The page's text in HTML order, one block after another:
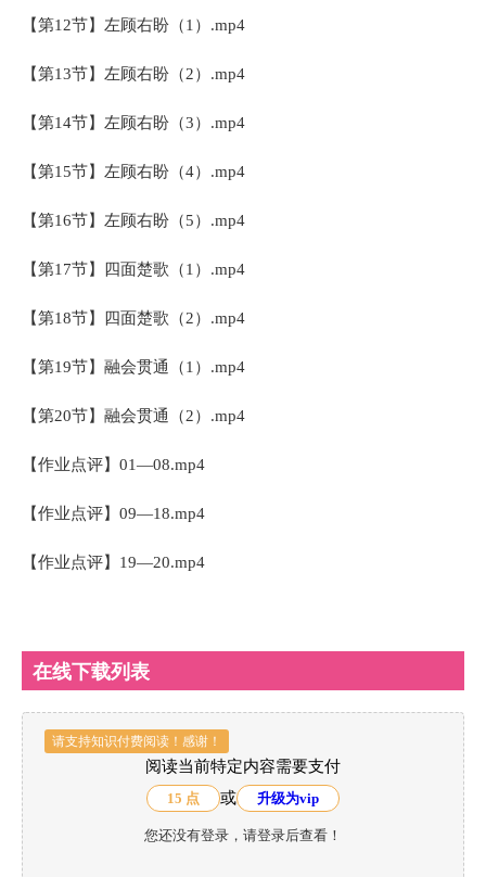
【第12节】左顾右盼（1）.mp4
【第13节】左顾右盼（2）.mp4
【第14节】左顾右盼（3）.mp4
【第15节】左顾右盼（4）.mp4
【第16节】左顾右盼（5）.mp4
【第17节】四面楚歌（1）.mp4
【第18节】四面楚歌（2）.mp4
【第19节】融会贯通（1）.mp4
【第20节】融会贯通（2）.mp4
【作业点评】01—08.mp4
【作业点评】09—18.mp4
【作业点评】19—20.mp4
在线下载列表
请支持知识付费阅读！感谢！
阅读当前特定内容需要支付
15 点 或 升级为vip
您还没有登录，请登录后查看！